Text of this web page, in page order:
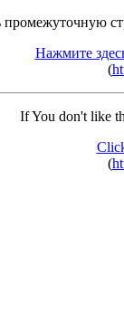
промежуточную
Нажмите
(
If You don't like
(